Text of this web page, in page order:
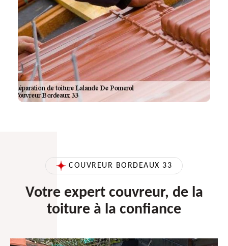
COUVREUR BORDEAUX 33
Votre expert couvreur, de la
toiture à la confiance